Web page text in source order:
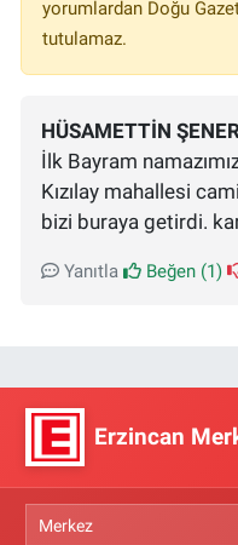
yorumlardan Doğu
tutulamaz.
HÜSAMETTIN ŞENER
İlk Bayram
Kızılay mahallesi
bizi buraya getirdi.
Yanıtla Beğen (1)
Erzincan